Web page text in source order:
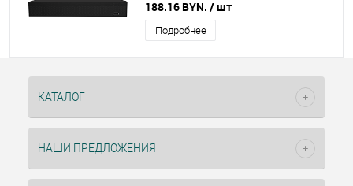
188.16 BYN. / шт
Подробнее
КАТАЛОГ
НАШИ ПРЕДЛОЖЕНИЯ